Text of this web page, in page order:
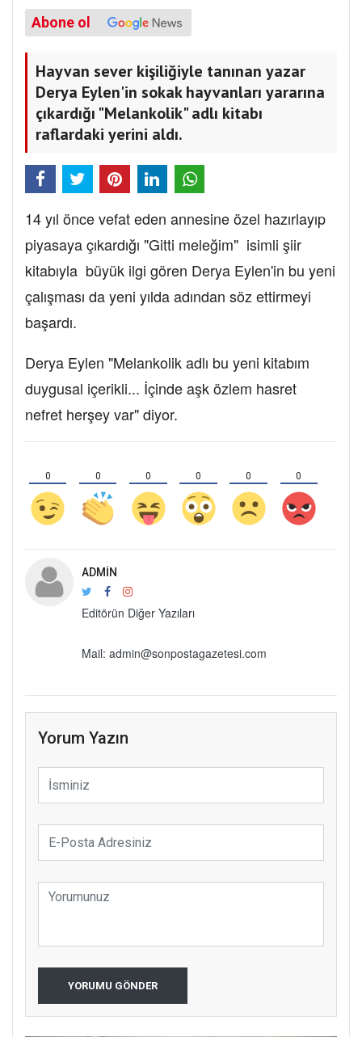
Abone ol
Hayvan sever kişiliğiyle tanınan yazar
Derya Eylen'in sokak hayvanları yararına
çıkardığı "Melankolik" adlı kitabı
raflardaki yerini aldı.
14 yıl önce vefat eden annesine özel hazırlayıp
piyasaya çıkardığı "Gitti meleğim" isimli şiir
kitabıyla büyük ilgi gören Derya Eylen'in bu yeni
çalışması da yeni yılda adından söz ettirmeyi
başardı.
Derya Eylen "Melankolik adlı bu yeni kitabım
duygusal içerikli... İçinde aşk özlem hasret
nefret herşey var" diyor.
0 0 0 0 0 0
ADMIN
Editörün Diğer Yazıları
Mail: admin@sonpostagazetesi.com
Yorum Yazın
YORUMU GÖNDER